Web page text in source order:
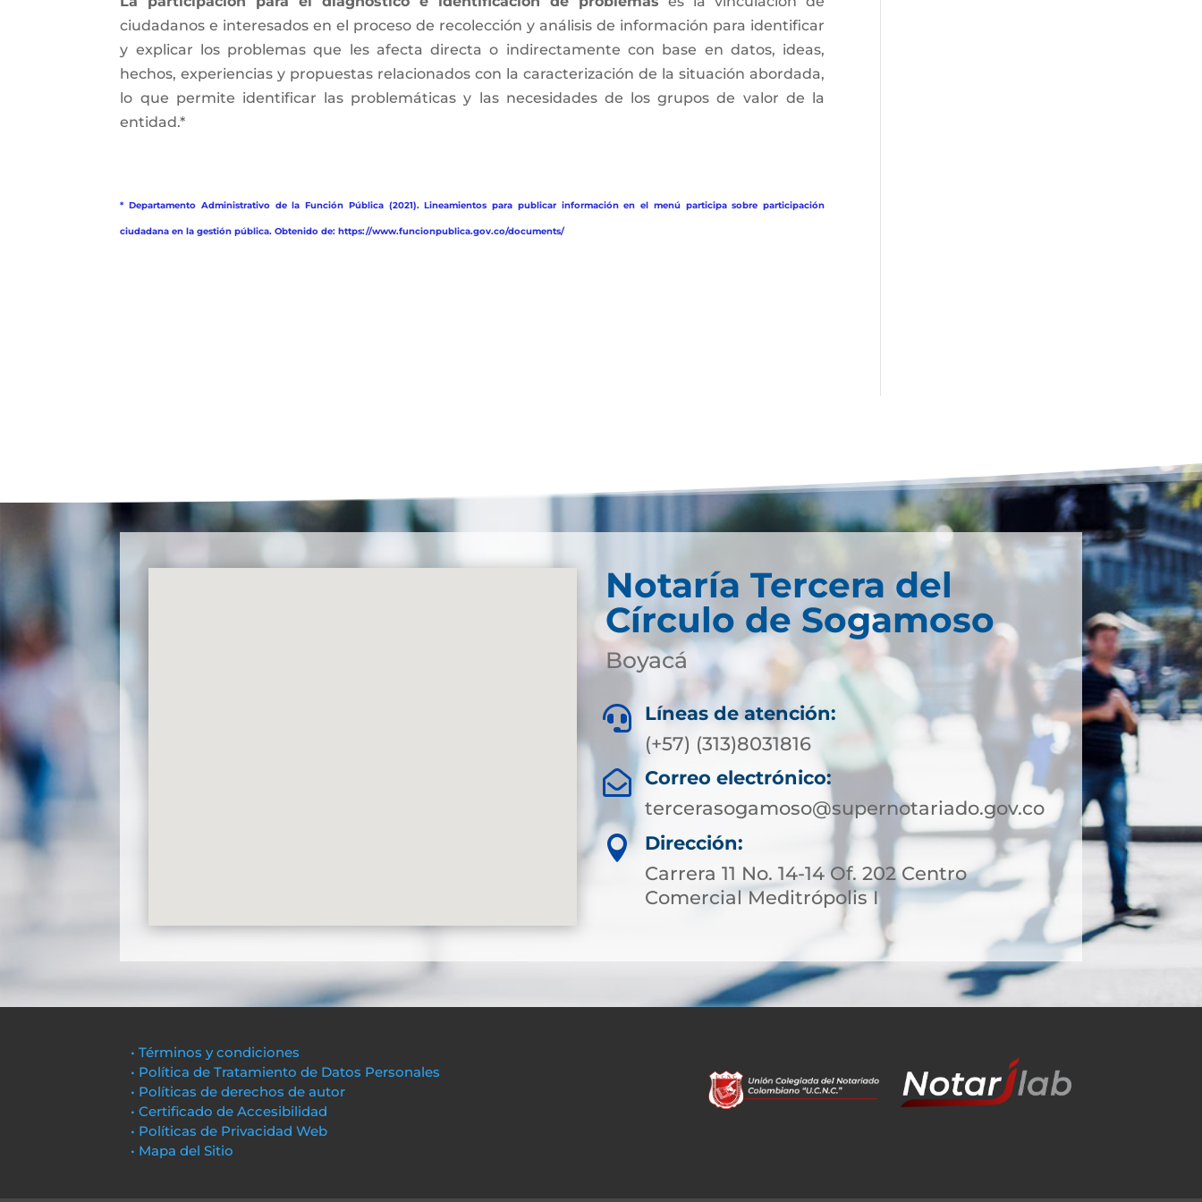
ciudadanos e interesados en el proceso de recolección y análisis de información para identificar
y explicar los problemas que les afecta directa o indirectamente con base en datos, ideas,
hechos, experiencias y propuestas relacionados con la caracterización de la situación abordada,
lo que permite identificar las problemáticas y las necesidades de los grupos de valor de la
entidad.*
* Departamento Administrativo de la Función Pública (2021). Lineamientos para publicar información en el menú participa sobre participación
ciudadana en la gestión pública. Obtenido de: https://www.funcionpublica.gov.co/documents/
Notaría Tercera del
Círculo de Sogamoso
Boyacá

Líneas de atención:
(+57) (313)8031816

Correo electrónico:
tercerasogamoso@supernotariado.gov.co

Dirección:
Carrera 11 No. 14-14 Of. 202 Centro
Comercial Meditrópolis I
• Términos y condiciones
• Política de Tratamiento de Datos Personales
• Políticas de derechos de autor
• Certificado de Accesibilidad
• Políticas de Privacidad Web
• Mapa del Sitio